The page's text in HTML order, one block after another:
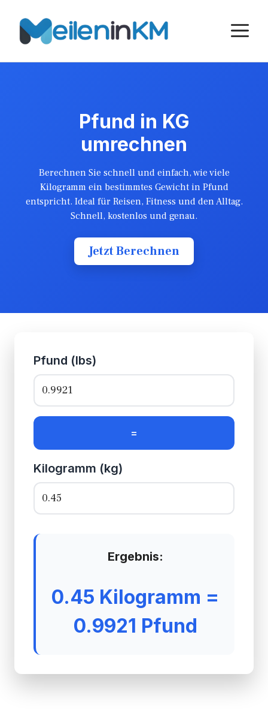
content
Pfund in KG
umrechnen
Berechnen Sie schnell und einfach, wie viele
Kilogramm ein bestimmtes Gewicht in Pfund
entspricht. Ideal für Reisen, Fitness und den Alltag.
Schnell, kostenlos und genau.
Jetzt Berechnen
Pfund (lbs)
=
Kilogramm (kg)
Ergebnis:
0.45 Kilogramm =
0.9921 Pfund